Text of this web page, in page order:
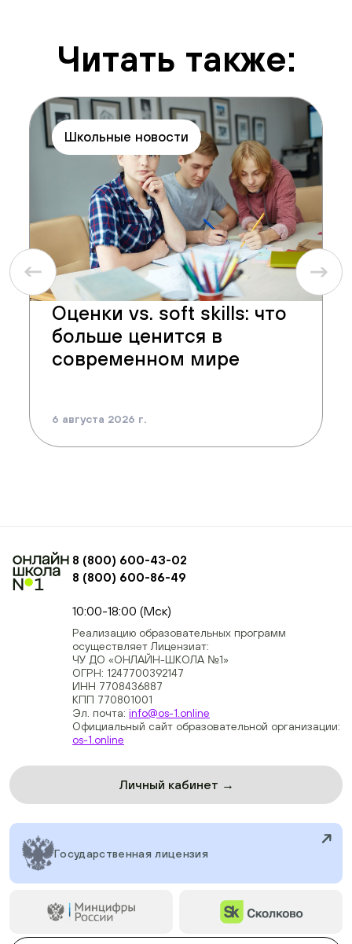
Читать также:
Школьные новости
Оценки vs. soft skills: что
больше ценится в
современном мире
6 августа 2026 г.
8 (800) 600-43-02
8 (800) 600-86-49
10:00-18:00 (Мск)
Реализацию образовательных программ
осуществляет Лицензиат:
ЧУ ДО «ОНЛАЙН-ШКОЛА №1»
ОГРН: 1247700392147
ИНН 7708436887
КПП 770801001
Эл. почта: info@os-1.online
Официальный сайт образовательной организации:
os-1.online
Личный кабинет →
Государственная лицензия